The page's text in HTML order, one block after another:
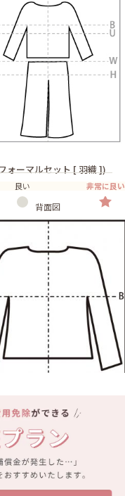
ォーマルセット [ 羽織 ])
良い 非常に良い
背面図